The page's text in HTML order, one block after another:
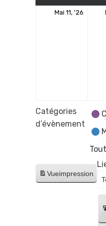
Mai 11, '26
Catégories
d’évènement
Vueimpression